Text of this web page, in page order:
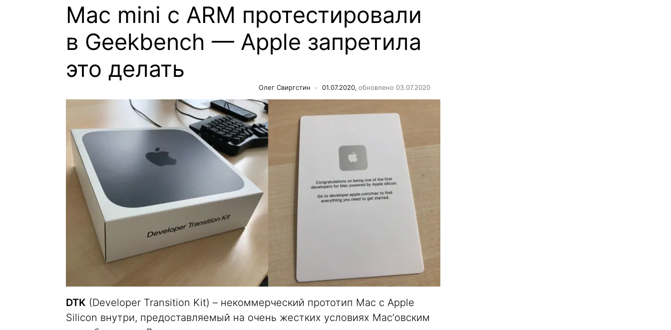
Mac mini с ARM протестировали
в Geekbench — Apple запретила
это делать
Олег Свиргстин 01.07.2020, обновлено 03.07.2020
DTK (Developer Transition Kit) – некоммерческий прототип Mac с Apple
Silicon внутри, предоставляемый на очень жестких условиях Mac’овским